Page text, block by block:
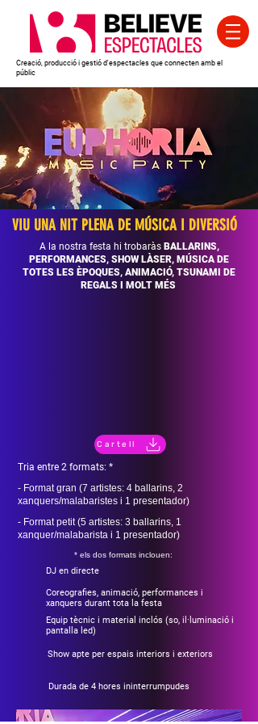
Creació, producció i gestió d'espectacles que connecten amb el
públic
VIU UNA NIT PLENA DE MÚSICA I DIVERSIÓ
A la nostra festa hi trobaràs BALLARINS,
PERFORMANCES, SHOW LÀSER, MÚSICA DE
TOTES LES ÈPOQUES, ANIMACIÓ, TSUNAMI DE
REGALS I MOLT MÉS
Cartell
Tria entre 2 formats: *
- Format gran (7 artistes: 4 ballarins, 2
xanquers/malabaristes i 1 presentador)
- Format petit (5 artistes: 3 ballarins, 1
xanquer/malabarista i 1 presentador)
* els dos formats inclouen:
DJ en directe
Coreografies, animació, performances i
xanquers durant tota la festa
Equip tècnic i material inclós (so, il·luminació i
pantalla led)
Show apte per espais interiors i exteriors
Durada de 4 hores ininterrumpudes